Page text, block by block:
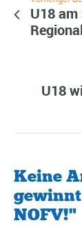
U18
U18
Keine
NOFV!"